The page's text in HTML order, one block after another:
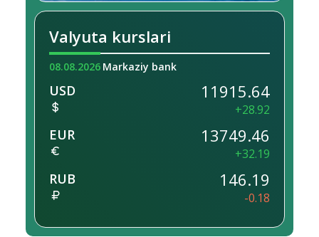
Valyuta kurslari
08.08.2026 Markaziy bank
USD 11915.64
+28.92
EUR 13749.46
+32.19
RUB 146.19
-0.18